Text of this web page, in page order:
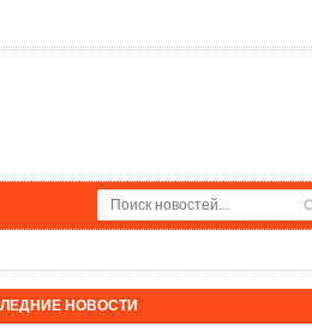
НОВОСТИ